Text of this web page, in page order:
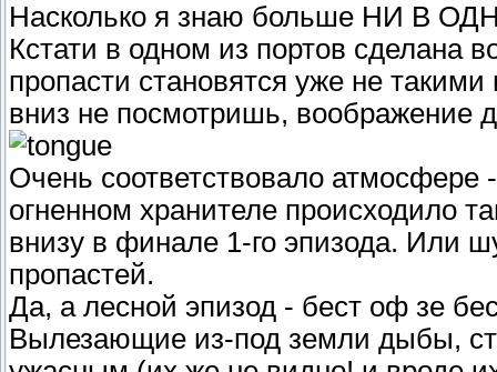
Насколько я знаю больше НИ В
Кстати в одном из портов сделана
пропасти становятся уже не
вниз не посмотришь, воображение
Очень соответствовало атмосфере
огненном хранителе происходило
внизу в финале 1-го эпизода. Или
пропастей.
Да, а лесной эпизод - бест оф зе
Вылезающие из-под земли дыбы,